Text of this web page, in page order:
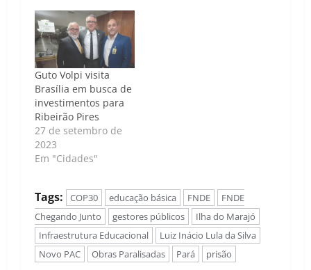
Guto Volpi visita
Brasília em busca de
investimentos para
Ribeirão Pires
27 de setembro de
2023
Em "Cidades"
Tags: COP30 educação básica FNDE
FNDE
Chegando Junto
gestores públicos
Ilha do Marajó
Infraestrutura Educacional
Luiz Inácio Lula da Silva
Novo PAC
Obras Paralisadas Pará prisão